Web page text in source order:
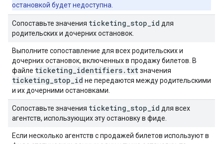
остановкой будет недоступна.
Сопоставьте значения ticketing stop id для
родительских и дочерних остановок.
Выполните сопоставление для всех родительских и
дочерних остановок, включенных в продажу билетов. В
файле ticketing identifiers. txtзначения
ticketing stop id не передаются между родительскими
и их дочерними остановками.
Сопоставьте значения ticketing stop id для всех
агентств, использующих эту остановку в фиде.
Если несколько агентств с продажей билетов используют в